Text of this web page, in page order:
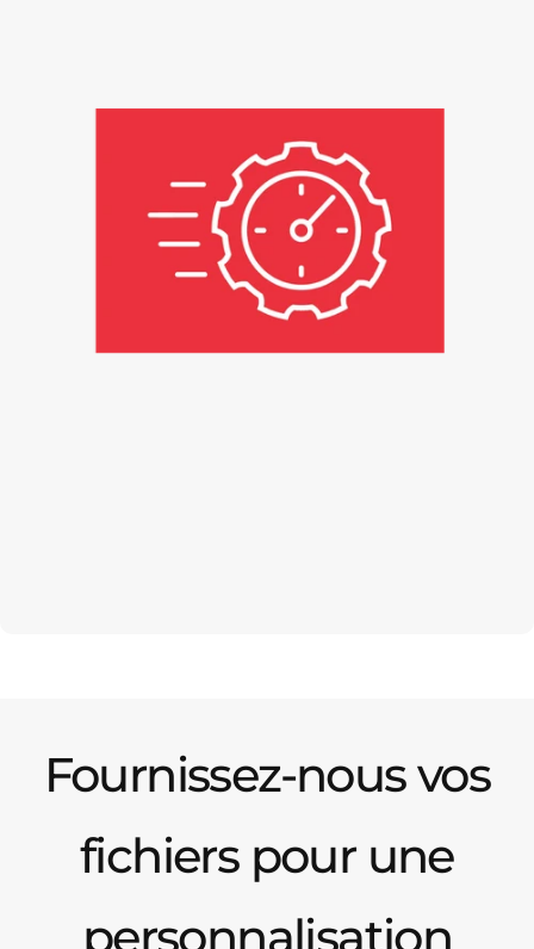
Fournissez-nous vos
fichiers pour une
personnalisation